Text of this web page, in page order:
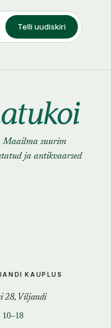
Telli uudiskiri
Maailma suurim
ja antikvaarsed
KAUPLUS
28, Viljandi